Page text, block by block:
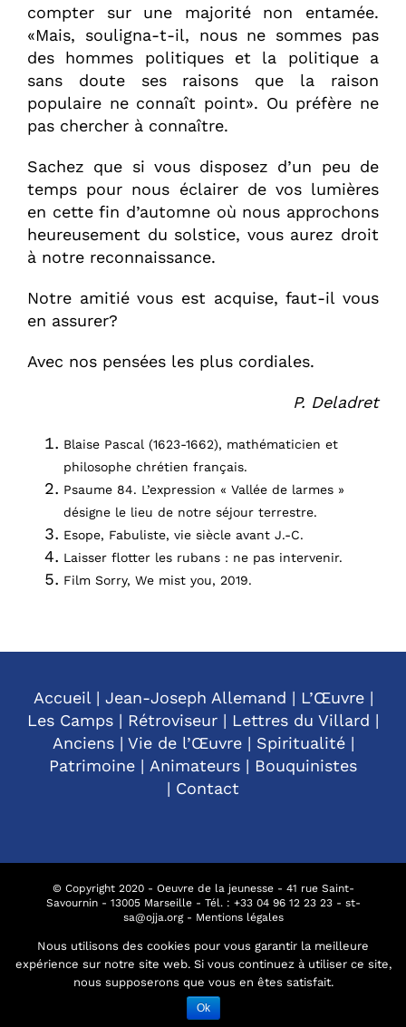
compter sur une majorité non entamée.
«Mais, souligna-t-il, nous ne sommes pas
des hommes politiques et la politique a
sans doute ses raisons que la raison
populaire ne connaît point». Ou préfère ne
pas chercher à connaître.
Sachez que si vous disposez d’un peu de
temps pour nous éclairer de vos lumières
en cette fin d’automne où nous approchons
heureusement du solstice, vous aurez droit
à notre reconnaissance.
Notre amitié vous est acquise, faut-il vous
en assurer?
Avec nos pensées les plus cordiales.
P. Deladret
Blaise Pascal (1623-1662), mathématicien et
philosophe chrétien français.
Psaume 84. L’expression « Vallée de larmes »
désigne le lieu de notre séjour terrestre.
Esope, Fabuliste, vie siècle avant J.-C.
Laisser flotter les rubans : ne pas intervenir.
Film Sorry, We mist you, 2019.
Accueil| Jean-Joseph Allemand | L’Œuvre|
Les Camps | Rétroviseur | Lettres du Villard |
Anciens| Vie de l’Œuvre| Spiritualité|
Patrimoine | Animateurs | Bouquinistes
| Contact
© Copyright 2020 - Oeuvre de la jeunesse - 41 rue Saint-
Savournin - 13005 Marseille - Tél. : +33 04 96 12 23 23- st-
sa@ojja.org- Mentions légales
Facebook
Nous utilisons des cookies pour vous garantir la meilleure
expérience sur notre site web. Si vous continuez à utiliser ce site,
nous supposerons que vous en êtes satisfait.
Ok